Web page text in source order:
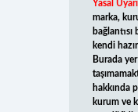
Yasal
marka,
kendi
Burada
hakkında
kurum ve